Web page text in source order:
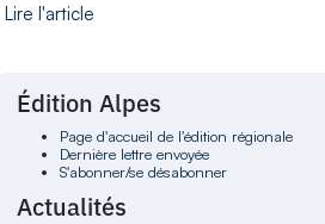
Lire l'article
Édition Alpes
Page d'accueil de l'édition régionale
Dernière lettre envoyée
S'abonner/se désabonner
Actualités